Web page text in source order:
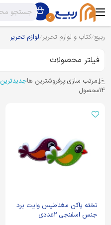
0
ربیع کتاب و لوازم تحریر لوازم تحریر
فیلتر محصولات
مرتب سازی:پرفروشترین هاجدیدترین
14محصول
تخته پاکن مغناطیس وایت برد
جنس اسفنجی 2عددی